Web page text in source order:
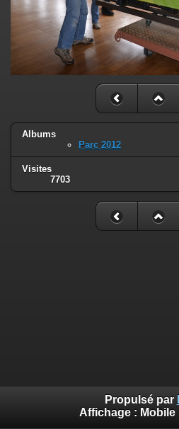
Albums
Parc 2012
Visites
7703
Propulsé par
Affichage : Mobile